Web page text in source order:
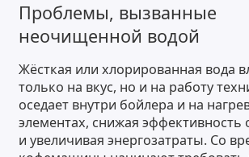
Проблемы, вызванные
неочищенной водой
Жёсткая или хлорированная вода
только на вкус, но и на работу
оседает внутри бойлера и на
элементах, снижая эффективность
и увеличивая энергозатраты. Со